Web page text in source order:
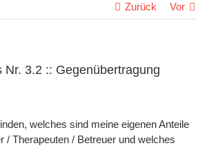
Zurück Vor
Nr. 3.2 :: Gegenübertragung
welches sind meine eigenen Anteile
/ Therapeuten / Betreuer und welches